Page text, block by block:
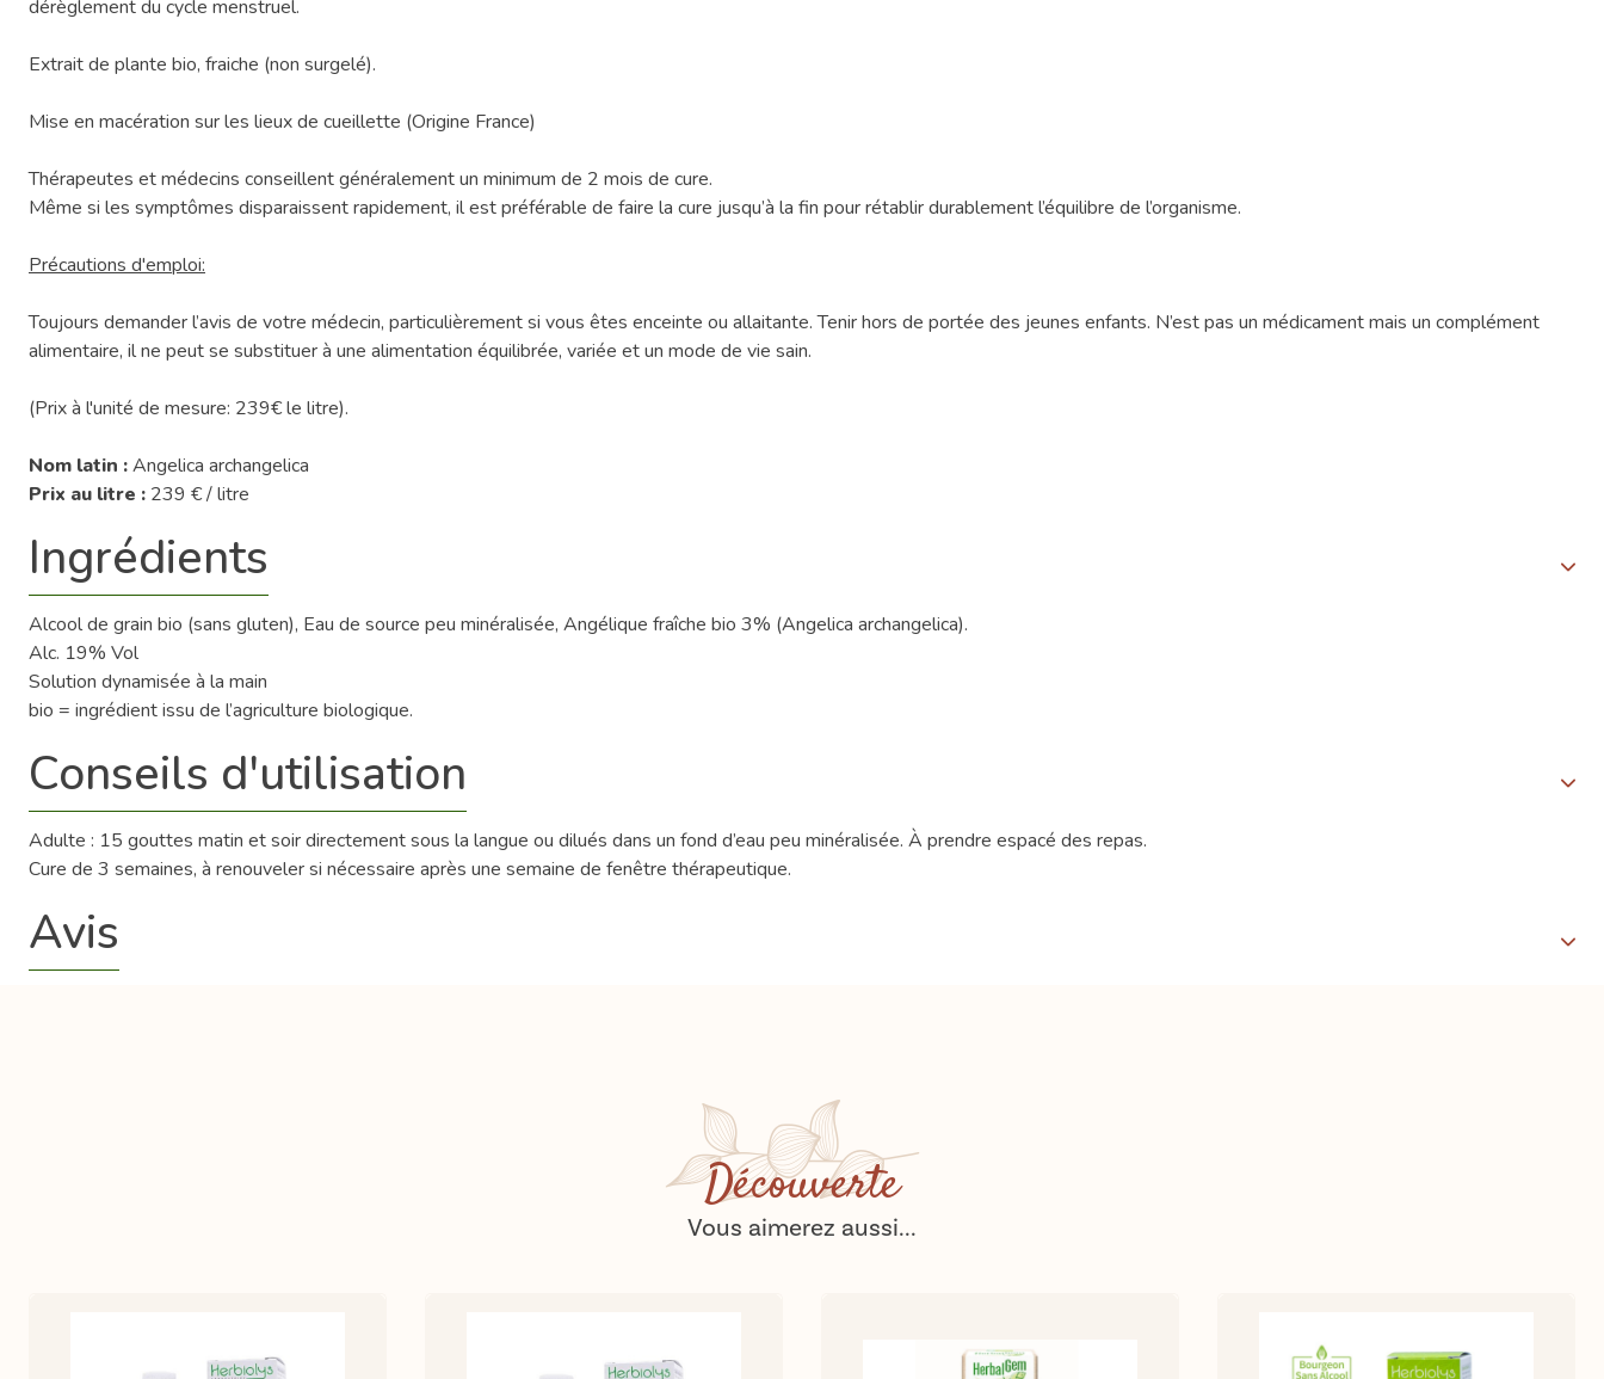
dérèglement du cycle menstruel.
Extrait de plante bio, fraiche (non surgelé).
Mise en macération sur les lieux de cueillette (Origine France)
Thérapeutes et médecins conseillent généralement un minimum de 2 mois de cure.
Même si les symptômes disparaissent rapidement, il est préférable de faire la cure jusqu’à la fin pour rétablir durablement l’équilibre de l’organisme.
Précautions d'emploi:
Toujours demander l’avis de votre médecin, particulièrement si vous êtes enceinte ou allaitante. Tenir hors de portée des jeunes enfants. N’est pas un médicament mais un complément
alimentaire, il ne peut se substituer à une alimentation équilibrée, variée et un mode de vie sain.
(Prix à l'unité de mesure: 239€ le litre).
Nom latin :Angelica archangelica
Prix au litre : 239 € / litre
Ingrédients
Alcool de grain bio (sans gluten), Eau de source peu minéralisée, Angélique fraîche bio 3% (Angelica archangelica).
Alc. 19% Vol
Solution dynamisée à la main
bio = ingrédient issu de l’agriculture biologique.
Conseils d'utilisation
Adulte : 15 gouttes matin et soir directement sous la langue ou dilués dans un fond d’eau peu minéralisée. À prendre espacé des repas.
Cure de 3 semaines, à renouveler si nécessaire après une semaine de fenêtre thérapeutique.
Avis
Découverte
Vous aimerez aussi...